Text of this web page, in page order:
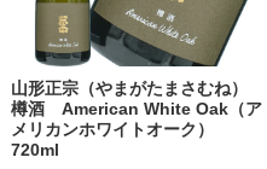
山形正宗（やまがたまさむね）
樽酒 American White Oak（ア
メリカンホワイトオーク）
720ml